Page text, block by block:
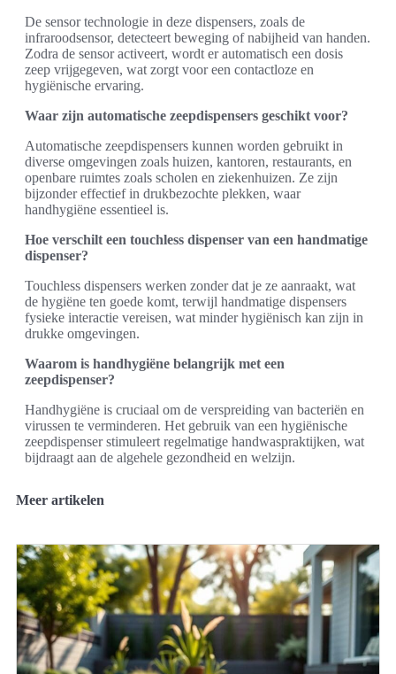
De sensor technologie in deze dispensers, zoals de
infraroodsensor, detecteert beweging of nabijheid van handen.
Zodra de sensor activeert, wordt er automatisch een dosis
zeep vrijgegeven, wat zorgt voor een contactloze en
hygiënische ervaring.
Waar zijn automatische zeepdispensers geschikt voor?
Automatische zeepdispensers kunnen worden gebruikt in
diverse omgevingen zoals huizen, kantoren, restaurants, en
openbare ruimtes zoals scholen en ziekenhuizen. Ze zijn
bijzonder effectief in drukbezochte plekken, waar
handhygiëne essentieel is.
Hoe verschilt een touchless dispenser van een handmatige
dispenser?
Touchless dispensers werken zonder dat je ze aanraakt, wat
de hygiëne ten goede komt, terwijl handmatige dispensers
fysieke interactie vereisen, wat minder hygiënisch kan zijn in
drukke omgevingen.
Waarom is handhygiëne belangrijk met een
zeepdispenser?
Handhygiëne is cruciaal om de verspreiding van bacteriën en
virussen te verminderen. Het gebruik van een hygiënische
zeepdispenser stimuleert regelmatige handwaspraktijken, wat
bijdraagt aan de algehele gezondheid en welzijn.
Meer artikelen